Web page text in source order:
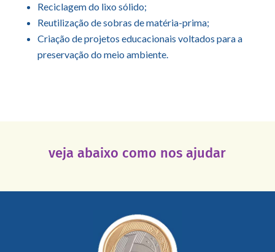
Reciclagem do lixo sólido;
Reutilização de sobras de matéria-prima;
Criação de projetos educacionais voltados para a
preservação do meio ambiente.
veja abaixo como nos ajudar
saiba mais